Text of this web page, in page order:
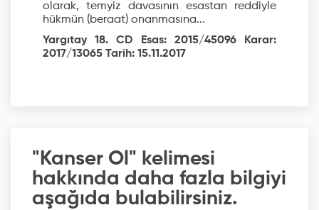
olarak, temyiz davasının esastan reddiyle
hükmün (beraat) onanmasına...
Yargıtay 18. CD Esas: 2015/45096 Karar:
2017/13065 Tarih: 15.11.2017
"Kanser Ol" kelimesi
hakkında daha fazla bilgiyi
aşağıda bulabilirsiniz.